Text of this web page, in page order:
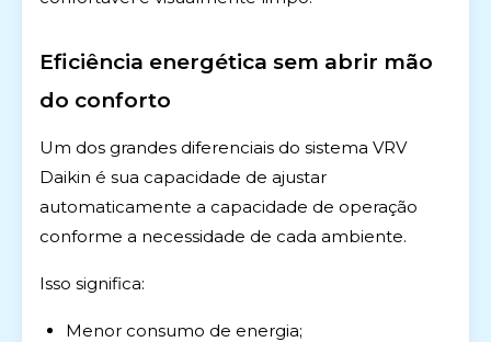
Eficiência energética sem abrir mão
do conforto
Um dos grandes diferenciais do sistema VRV
Daikin é sua capacidade de ajustar
automaticamente a capacidade de operação
conforme a necessidade de cada ambiente.
Isso significa:
Menor consumo de energia;